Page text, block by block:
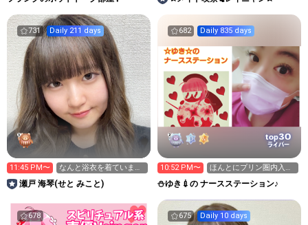
731 Daily 211 days
11:45 PM〜
なんと浴衣を着ています
🫪
瀬戸 海琴(せと みこと)
682 Daily 835 days
top30
ライバー
10:52 PM〜
ほんとにプリン圏内入り
⛄ゆき💉の ナースステーション♪
678 675
Daily 10 days